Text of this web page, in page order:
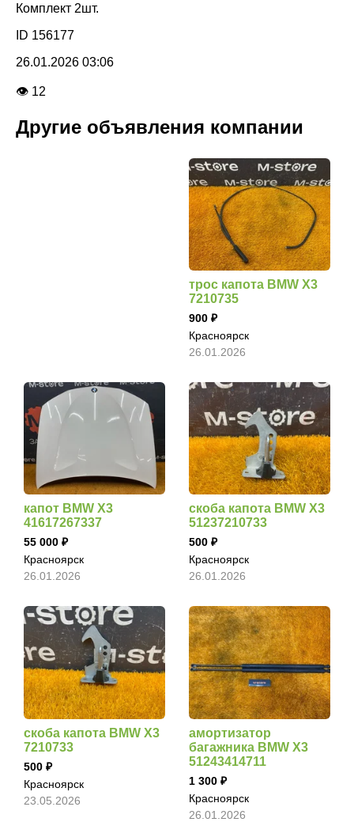
Комплект 2шт.
ID 156177
26.01.2026 03:06
👁 12
Другие объявления компании
трос капота BMW X3
7210735
900
Красноярск
26.01.2026
капот BMW X3
41617267337
55 000
Красноярск
26.01.2026
скоба капота BMW X3
51237210733
500
Красноярск
26.01.2026
скоба капота BMW X3
7210733
500
Красноярск
23.05.2026
амортизатор
багажника BMW X3
51243414711
1 300
Красноярск
26.01.2026